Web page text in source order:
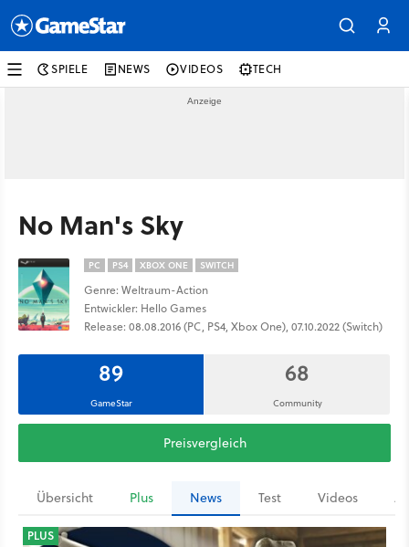
SPIELE NEWS VIDEOS TECH
No Man's Sky
PC PS4 XBOX ONE SWITCH
Genre: Weltraum-Action
Entwickler: Hello Games
Release: 08.08.2016 (PC, PS4, Xbox One), 07.10.2022 (Switch)
89
GameStar
68
Community
Preisvergleich
Übersicht Plus News Test Videos
PLUS